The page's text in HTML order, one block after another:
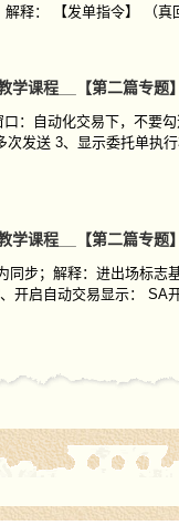
解释： 【发单指令】 （
课程__【第二篇专题
：自动化交易下，不要
发送 3、显示委托单执
课程__【第二篇专题
步；解释：进出场标
开启自动交易显示：